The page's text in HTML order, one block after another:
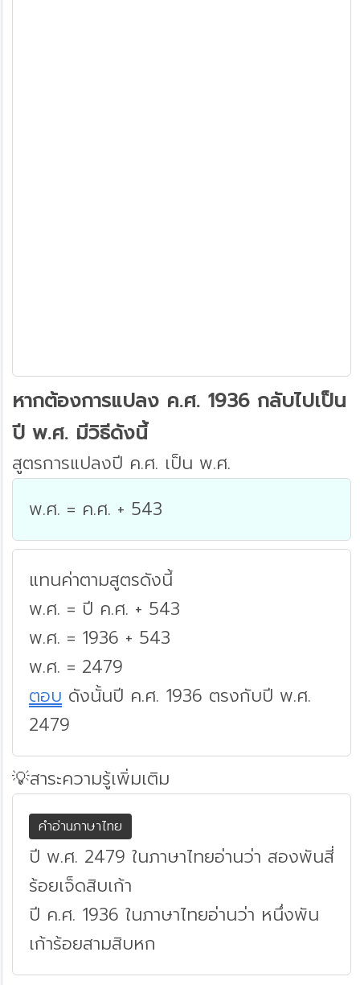
หากต้องการแปลง ค.ศ. 1936 กลับไปเป็น
ปี พ.ศ. มีวิธีดังนี้
สูตรการแปลงปี ค.ศ. เป็น พ.ศ.
พ.ศ. = ค.ศ. + 543
แทนค่าตามสูตรดังนี้
พ.ศ. = ปี ค.ศ. + 543
พ.ศ. = 1936 + 543
พ.ศ. = 2479
ตอบ ดังนั้นปี ค.ศ. 1936 ตรงกับปี พ.ศ.
2479
💡สาระความรู้เพิ่มเติม
คำอ่านภาษาไทย
ปี พ.ศ. 2479 ในภาษาไทยอ่านว่า สองพันสี่
ร้อยเจ็ดสิบเก้า
ปี ค.ศ. 1936 ในภาษาไทยอ่านว่า หนึ่งพัน
เก้าร้อยสามสิบหก